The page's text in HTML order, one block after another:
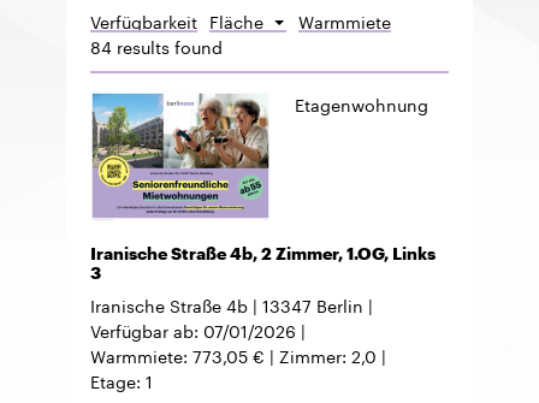
Verfügbarkeit Fläche SortWarmmiete
84 results found
Etagenwohnung
Iranische Straße 4b, 2 Zimmer, 1.OG, Links
3
Iranische Straße 4b 13347 Berlin
Verfügbar ab 07/01/2026
Warmmiete 773,05 € Zimmer 2,0
Etage 1